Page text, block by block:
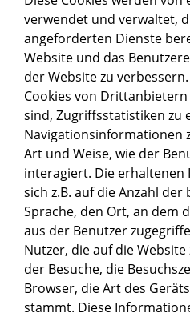
verwendet und verwaltet,
angeforderten Dienste
Website und das
der Website zu
Cookies von
sind, Zugriffsstatistiken zu
Navigationsinformationen
Art und Weise, wie der
interagiert. Die
sich z.B. auf die Anzahl
Sprache, den Ort, an dem
aus der Benutzer
Nutzer, die auf die
der Besuche, die
Browser, die Art des
stammt. Diese